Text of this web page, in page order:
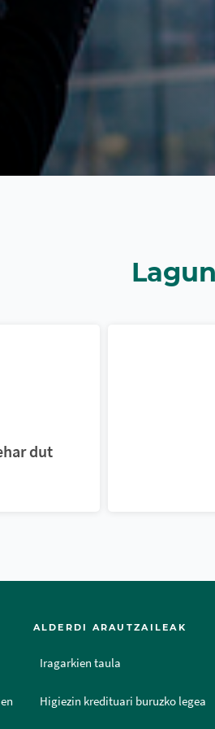
dut
ALDERDI ARAUTZAILEAK
Iragarkien taula
Higiezin kredituari buruzko legea